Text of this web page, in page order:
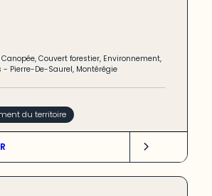
Canopée,Couvert forestier, Environnement,
- Pierre-De-Saurel, Montérégie
du territoire